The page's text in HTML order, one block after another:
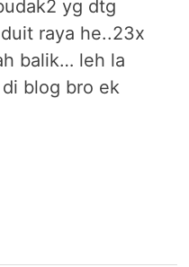
yg dtg
raya he..23x
balik… leh la
blog bro ek